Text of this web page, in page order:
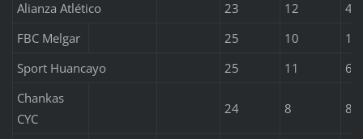
Alianza Atlético 23 12
4
FBC Melgar
25 10
10
Sport Huancayo
25 11
6
Chankas
CYC
24 8 8